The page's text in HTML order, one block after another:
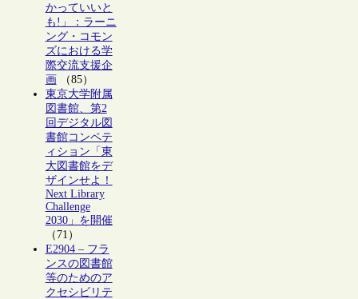
かっていいと
も!」：ラーニ
ング・コモン
ズにおける学
際交流支援企
画（85）
東京大学附属
図書館、第2
回デジタル図
書館コンペテ
ィション「東
大図書館をデ
ザインせよ！
Next Library
Challenge
2030」を開催
（71）
E2904 – フラ
ンスの図書館
等のためのア
クセシビリテ